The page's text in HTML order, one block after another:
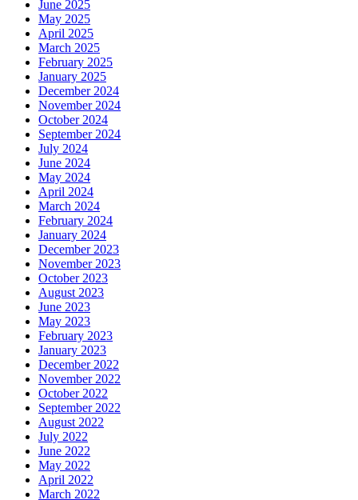
June 2025
May 2025
April 2025
March 2025
February 2025
January 2025
December 2024
November 2024
October 2024
September 2024
July 2024
June 2024
May 2024
April 2024
March 2024
February 2024
January 2024
December 2023
November 2023
October 2023
August 2023
June 2023
May 2023
February 2023
January 2023
December 2022
November 2022
October 2022
September 2022
August 2022
July 2022
June 2022
May 2022
April 2022
March 2022